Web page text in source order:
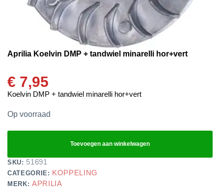
Aprilia Koelvin DMP + tandwiel minarelli hor+vert
€ 7,95
Koelvin DMP + tandwiel minarelli hor+vert
Op voorraad
Toevoegen aan winkelwagen
SKU: 51691
CATEGORIE: KOPPELING
MERK: APRILIA